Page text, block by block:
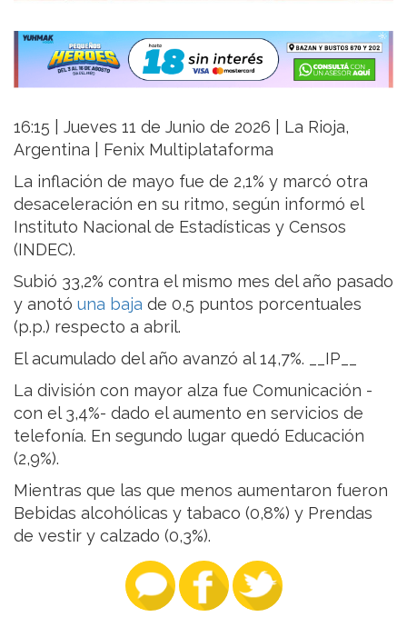
16:15 | Jueves 11 de Junio de 2026 | La Rioja,
Argentina | Fenix Multiplataforma
La inflación de mayo fue de 2,1% y marcó otra
desaceleración en su ritmo, según informó el
Instituto Nacional de Estadísticas y Censos
(INDEC).
Subió 33,2% contra el mismo mes del año pasado
y anotó una baja de 0,5 puntos porcentuales
(p.p.) respecto a abril.
El acumulado del año avanzó al 14,7%. __IP__
La división con mayor alza fue Comunicación -
con el 3,4%- dado el aumento en servicios de
telefonía. En segundo lugar quedó Educación
(2,9%).
Mientras que las que menos aumentaron fueron
Bebidas alcohólicas y tabaco (0,8%) y Prendas
de vestir y calzado (0,3%).